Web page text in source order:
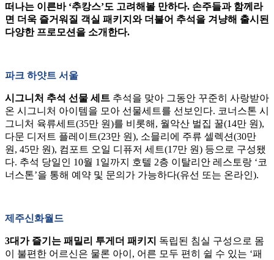
떠나는 이른바 ‘추캉스’도 고려해볼 만하다. 손주들과 함께라
면 더욱 즐거워질 객실 패키지와 더불어 추석을 겨냥해 출시된
다양한 프로모션을 소개한다.
파크 하얏트 서울
시그니처 추석 선물 세트 추석을 맞아 그동안 꾸준히 사랑받아
온 시그니처 아이템을 모아 선물세트를 선보인다. 코너스톤 시
그니처 육류세트(35만 원)를 비롯해, 월악산 벌집 꿀(14만 원),
다문 디저트 플레이트(23만 원), 소믈리에 주류 셀렉션(30만
원, 45만 원), 컴포트 오일 디퓨저 세트(17만 원) 등으로 구성됐
다. 추석 당일인 10월 1일까지 호텔 2층 이탈리안 레스토랑 ‘코
너스톤’을 통해 예약 및 문의가 가능하다(유선 또는 온라인).
제주신화월드
3대가 즐기는 패밀리 투게더 패키지 독립된 침실 구성으로 몸
이 불편한 어르신은 물론 아이, 어른 모두 편히 쉴 수 있는 ‘패